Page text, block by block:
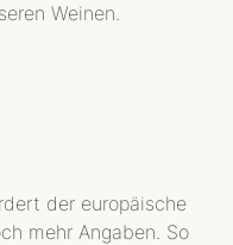
Weinen.
der europäische
mehr Angaben. So